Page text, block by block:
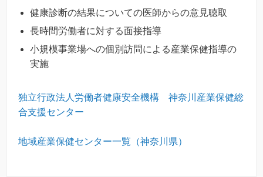
健康診断の結果についての医師からの意見聴取
長時間労働者に対する面接指導
小規模事業場への個別訪問による産業保健指導の
実施
独立行政法人労働者健康安全機構 神奈川産業保健総
合支援センター
地域産業保健センター一覧（神奈川県）